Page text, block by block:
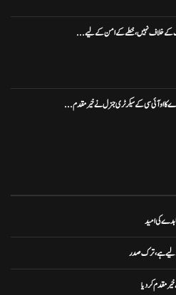
ملک کے خلاف نہیں، خطے کے امن کے لیے...
کا او آئی سی کے سیکرٹری جنرل نے خیرمقدم...
کی امید
لیے ہے، ترک صدر
کردیا